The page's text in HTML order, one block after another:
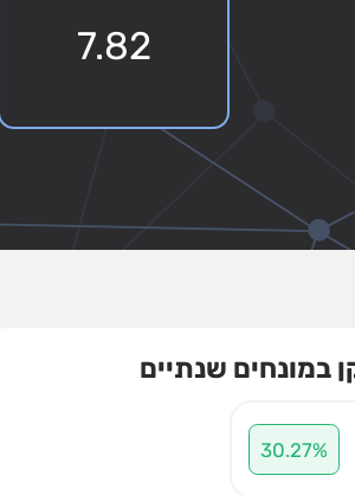
7.82
במונחים שנתיים
30.27%